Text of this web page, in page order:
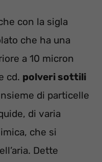
con la sigla
che ha una
a 10 micron
cd. polveri sottili
di particelle
di varia
che si
Dette